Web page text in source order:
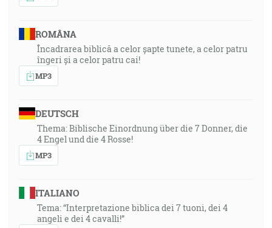
ROMÂNA
Încadrarea biblică a celor șapte tunete, a celor patru
îngeri și a celor patru cai!
MP3
DEUTSCH
Thema: Biblische Einordnung über die 7 Donner, die
4 Engel und die 4 Rosse!
MP3
ITALIANO
Tema: “Interpretazione biblica dei 7 tuoni, dei 4
angeli e dei 4 cavalli!”